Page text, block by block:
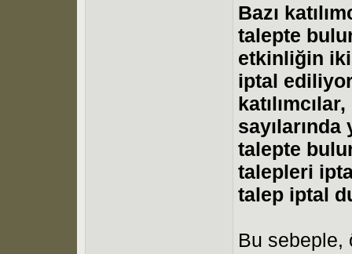
Bazı
talepte
etkinliğin
iptal
talepte
talepleri
talep iptal
Bu sebeple,